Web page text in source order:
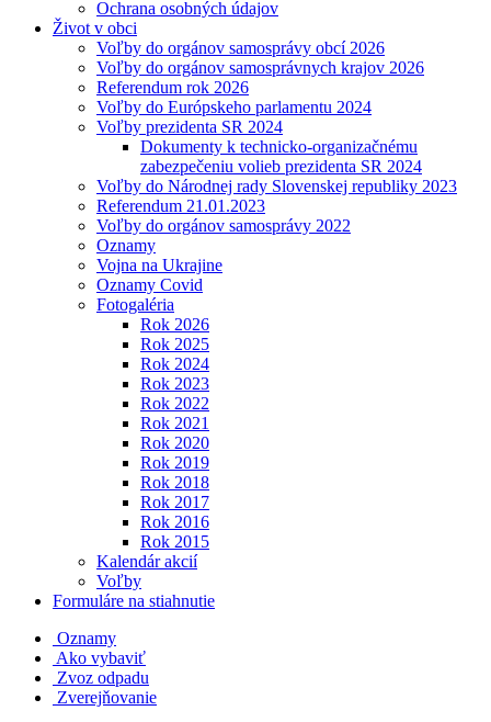
Ochrana osobných údajov
Život v obci
Voľby do orgánov samosprávy obcí 2026
Voľby do orgánov samosprávnych krajov 2026
Referendum rok 2026
Voľby do Európskeho parlamentu 2024
Voľby prezidenta SR 2024
Dokumenty k technicko-organizačnému
zabezpečeniu volieb prezidenta SR 2024
Voľby do Národnej rady Slovenskej republiky 2023
Referendum 21.01.2023
Voľby do orgánov samosprávy 2022
Oznamy
Vojna na Ukrajine
Oznamy Covid
Fotogaléria
Rok 2026
Rok 2025
Rok 2024
Rok 2023
Rok 2022
Rok 2021
Rok 2020
Rok 2019
Rok 2018
Rok 2017
Rok 2016
Rok 2015
Kalendár akcií
Voľby
Formuláre na stiahnutie
Oznamy
Ako vybaviť
Zvoz odpadu
Zverejňovanie